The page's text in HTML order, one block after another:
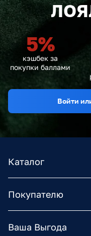
5%
кэшбек за
покупки баллами
Войти
Каталог
Покупателю
Ваша Выгода